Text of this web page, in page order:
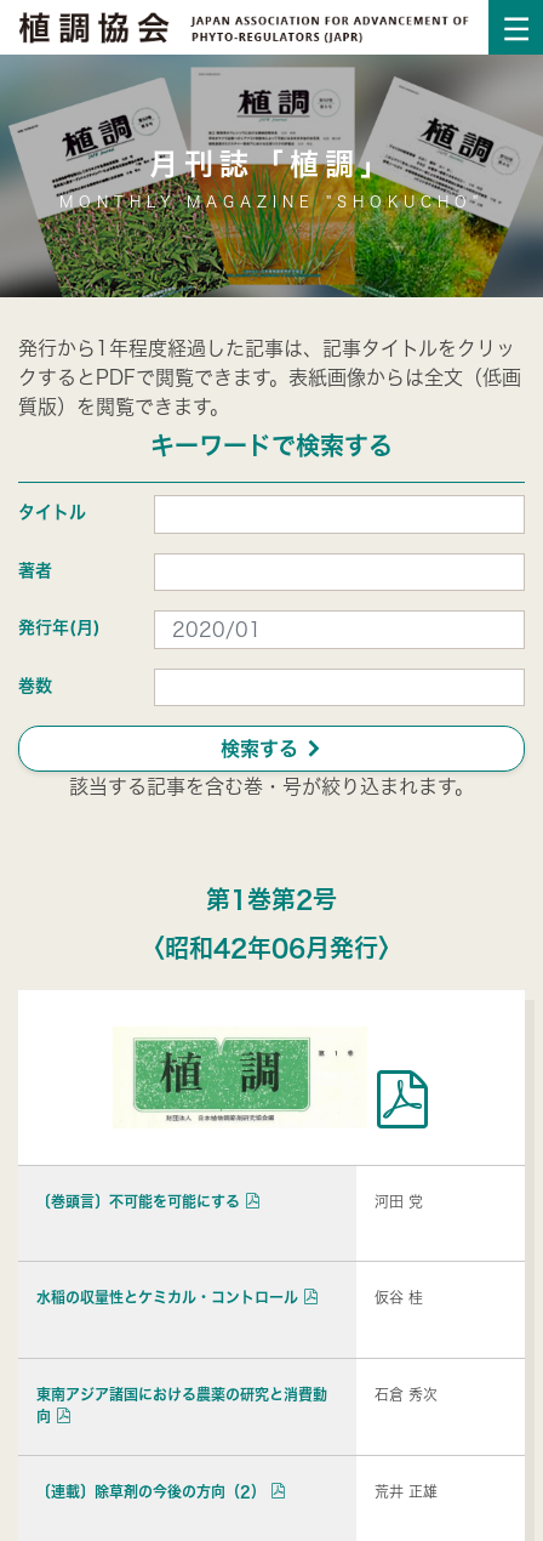
月刊誌「植調」
MONTHLY MAGAZINE "SHOKUCHO"
発行から1年程度経過した記事は、記事タイトルをクリッ
クするとPDFで閲覧できます。表紙画像からは全文（低画
質版）を閲覧できます。
キーワードで検索する
タイトル
著者
発行年(月)
巻数
検索する ú
該当する記事を含む巻・号が絞り込まれます。
第1巻第2号
〈昭和42年06月発行〉
〔巻頭言〕不可能を可能にする 河田 党
水稲の収量性とケミカル・コントロール 仮谷 桂
東南アジア諸国における農薬の研究と消費動
向
石倉 秀次
〔連載〕除草剤の今後の方向（2） 荒井 正雄